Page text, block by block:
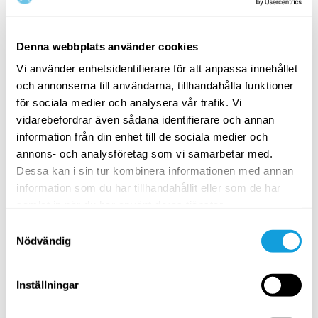
Denna webbplats använder cookies
Vi använder enhetsidentifierare för att anpassa innehållet
och annonserna till användarna, tillhandahålla funktioner
för sociala medier och analysera vår trafik. Vi
vidarebefordrar även sådana identifierare och annan
information från din enhet till de sociala medier och
annons- och analysföretag som vi samarbetar med.
Dessa kan i sin tur kombinera informationen med annan
information som du har tillhandahållit eller som de har
Nödvändig
Inställningar
Vinyasa flow yoga med Olivia Berggren
En utmaning för koordination, fokus och koncentration
med kraft och dynamik för mer utrymme i höfterna.
MEDEL